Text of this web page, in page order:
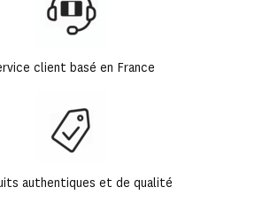
client basé en France
authentiques et de qualité